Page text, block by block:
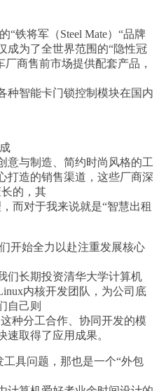
“铁将军（Steel Mate） “品牌
成为了全世界范围的“隐性冠
厂商售前市场提供配套产品，
种智能卡门锁控制模块在国内
意与制造、简约时尚风格的工
打造的销售渠道，这些厂商深
的，其
而对于我来说就是“智慧出租
开始全力以赴注重发展核心
们长期投资清华大学计算机
内核开发团队，为公司底
自己则
种分工合作、协同开发的模
取得了应用成果。
工具问题，那也是一个“外包